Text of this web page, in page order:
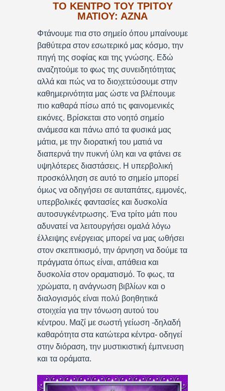
ΤΟ ΚΕΝΤΡΟ ΤΟΥ ΤΡΙΤΟΥ
ΜΑΤΙΟΥ: ΑΖΝΑ
Φτάνουμε πια στο σημείο όπου μπαίνουμε
βαθύτερα στον εσωτερικό μας κόσμο, την
πηγή της σοφίας και της γνώσης. Εδώ
αναζητούμε το φως της συνειδητότητας
αλλά και πώς να το διοχετεύσουμε στην
καθημερινότητα μας ώστε να βλέπουμε
πιο καθαρά πίσω από τις φαινομενικές
εικόνες. Βρίσκεται στο νοητό σημείο
ανάμεσα και πάνω από τα φυσικά μας
μάτια, με την διορατική του ματιά να
διαπερνά την πυκνή ύλη και να φτάνει σε
υψηλότερες διαστάσεις. Η υπερβολική
προσκόλληση σε αυτό το σημείο μπορεί
όμως να οδηγήσει σε αυταπάτες, εμμονές,
υπερβολικές φαντασίες και δυσκολία
αυτοσυγκέντρωσης. Ένα τρίτο μάτι που
αδυνατεί να λειτουργήσει ομαλά λόγω
έλλειψης ενέργειας μπορεί να μας ωθήσει
στον σκεπτικισμό, την άρνηση να δούμε τα
πράγματα όπως είναι, απάθεια και
δυσκολία στον οραματισμό. Το φως, τα
χρώματα, η ανάγνωση βιβλίων και ο
διαλογισμός είναι πολύ βοηθητικά
στοιχεία για την τόνωση αυτού του
κέντρου. Μαζί με σωστή γείωση -δηλαδή
καθαρότητα στα κατώτερα κέντρα- οδηγεί
στην διόραση, την μυστικιστική έμπνευση
και τα οράματα.